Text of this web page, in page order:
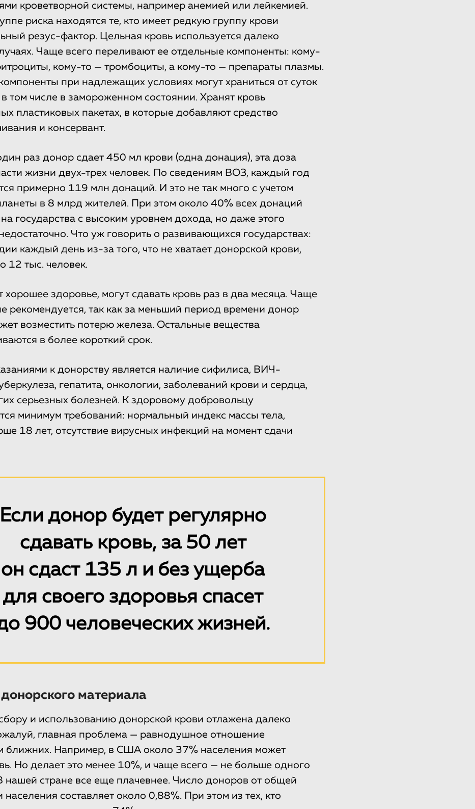
кроветворной системы, например анемией или лейкемией.
риска находятся те, кто имеет редкую группу крови
резус-фактор. Цельная кровь используется далеко
Чаще всего переливают ее отдельные компоненты: кому-
кому-то — тромбоциты, а кому-то — препараты плазмы.
при надлежащих условиях могут храниться от суток
в том числе в замороженном состоянии. Хранят кровь
пластиковых пакетах, в которые добавляют средство
и консервант.
раз донор сдает 450 мл крови (одна донация), эта доза
жизни двух-трех человек. По сведениям ВОЗ, каждый год
примерно 119 млн донаций. И это не так много с учетом
в 8 млрд жителей. При этом около 40% всех донаций
государства с высоким уровнем дохода, но даже этого
Что уж говорить о развивающихся государствах:
каждый день из-за того, что не хватает донорской крови,
12 тыс. человек.
хорошее здоровье, могут сдавать кровь раз в два месяца. Чаще
рекомендуется, так как за меньший период времени донор
возместить потерю железа. Остальные вещества
в более короткий срок.
к донорству является наличие сифилиса, ВИЧ-
гепатита, онкологии, заболеваний крови и сердца,
серьезных болезней. К здоровому добровольцу
минимум требований: нормальный индекс массы тела,
18 лет, отсутствие вирусных инфекций на момент сдачи
Если донор будет регулярно
сдавать кровь, за 50 лет
он сдаст 135 л и без ущерба
для своего здоровья спасет
900 человеческих жизней.
материала
и использованию донорской крови отлажена далеко
главная проблема — равнодушное отношение
ближних. Например, в США около 37% населения может
Но делает это менее 10%, и чаще всего — не больше одного
нашей стране все еще плачевнее. Число доноров от общей
населения составляет около 0,88%. При этом из тех, кто